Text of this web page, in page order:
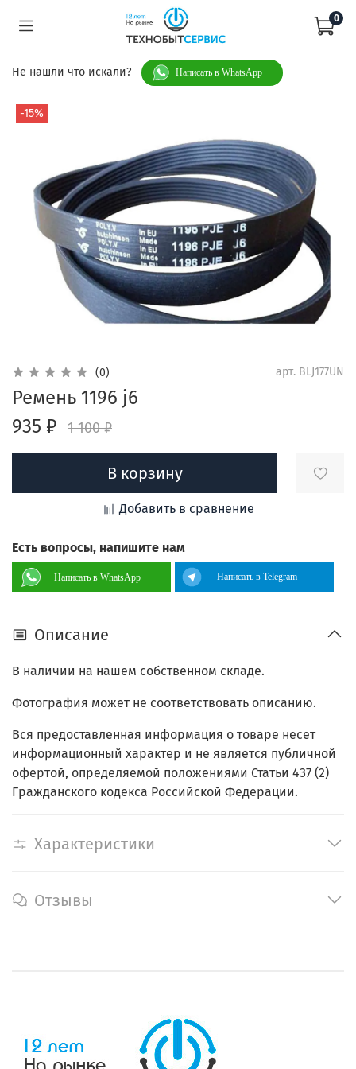
0
Не нашли что искали? Написать в WhatsApp
-15%
(0) арт. BLJ177UN
Ремень 1196 j6
935 ₽
1 100 ₽
В корзину
Добавить в сравнение
Есть вопросы, напишите нам
Написать в WhatsApp Написать в Telegram
Описание
В наличии на нашем собственном складе.
Фотография может не соответствовать описанию.
Вся предоставленная информация о товаре несет
информационный характер и не является публичной
офертой, определяемой положениями Статьи 437 (2)
Гражданского кодекса Российской Федерации.
Характеристики
Отзывы